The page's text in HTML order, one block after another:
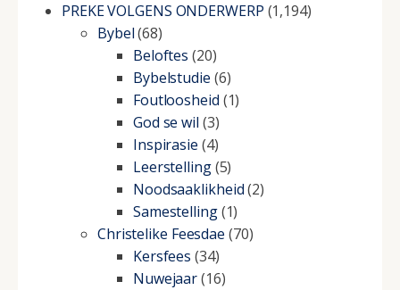
PREKE VOLGENS ONDERWERP (1,194)
Bybel(68)
Beloftes (20)
Bybelstudie (6)
Foutloosheid (1)
God se wil (3)
Inspirasie (4)
Leerstelling(5)
Noodsaaklikheid(2)
Samestelling(1)
Christelike Feesdae (70)
Kersfees (34)
Nuwejaar(16)